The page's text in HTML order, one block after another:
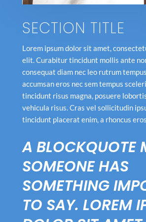
SECTION TITLE
Lorem ipsum dolor sit amet,
elit. Curabitur tincidunt mollis ante
consequat diam nec leo rutrum
accumsan eros nec sem tempus
tincidunt risus magna, posuere
vehicula risus. Cras vel sollicitudin
tincidunt placerat enim, a rhoncus
A BLOCKQUOTE
SOMEONE HAS
SOMETHING
TO SAY. LOREM